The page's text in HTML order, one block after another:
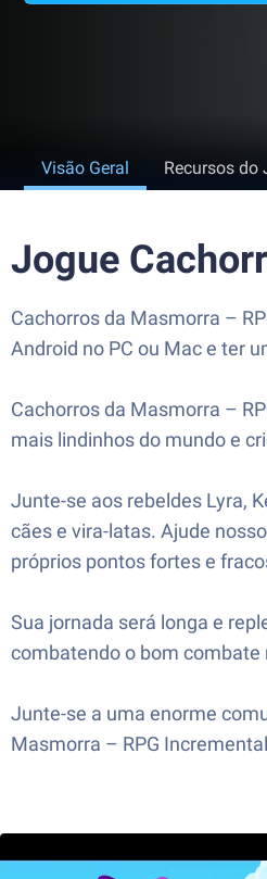
Visão Geral Recursos do
Jogue
Cachorros da Masmorra –
Android no PC ou Mac e ter
Cachorros da Masmorra –
mais lindinhos do mundo e
Junte-se aos rebeldes Lyra,
cães e vira-latas. Ajude
próprios pontos fortes e
Sua jornada será longa e
combatendo o bom combate
Junte-se a uma enorme
Masmorra – RPG